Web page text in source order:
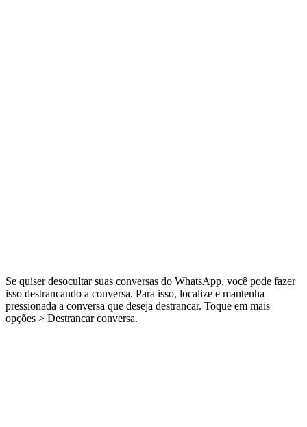
Se quiser desocultar suas conversas do WhatsApp, você pode fazer
isso destrancando a conversa. Para isso, localize e mantenha
pressionada a conversa que deseja destrancar. Toque em mais
opções > Destrancar conversa.